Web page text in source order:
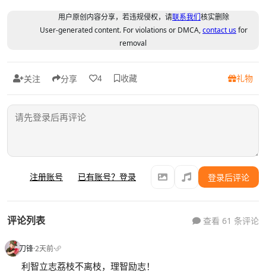
用户原创内容分享，若违规侵权，请联系我们核实删除
User-generated content. For violations or DMCA,contact usfor
removal
关注 分享 4 收藏 礼物
注册账号 已有账号？登录 登录后评论
评论列表 查看 61 条评论
刀锋·2天前·
利智立志荔枝不离枝，理智励志！